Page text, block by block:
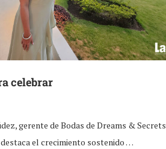
celebrar
gerente de Bodas de Dreams & Secrets
el crecimiento sostenido …